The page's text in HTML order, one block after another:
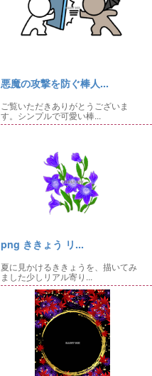
悪魔の攻撃を防ぐ棒人...
ご覧いただきありがとうございま
す。シンプルで可愛い棒...
png ききょう リ...
夏に見かけるききょうを、描いてみ
ました少しリアル寄り...